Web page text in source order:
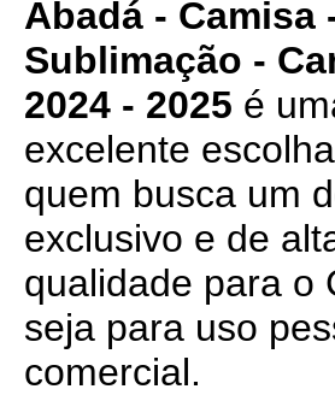
Abadá - Camisa
Sublimação -
2024 - 2025 é
excelente
quem busca um
exclusivo e de
qualidade para o
seja para uso
comercial.